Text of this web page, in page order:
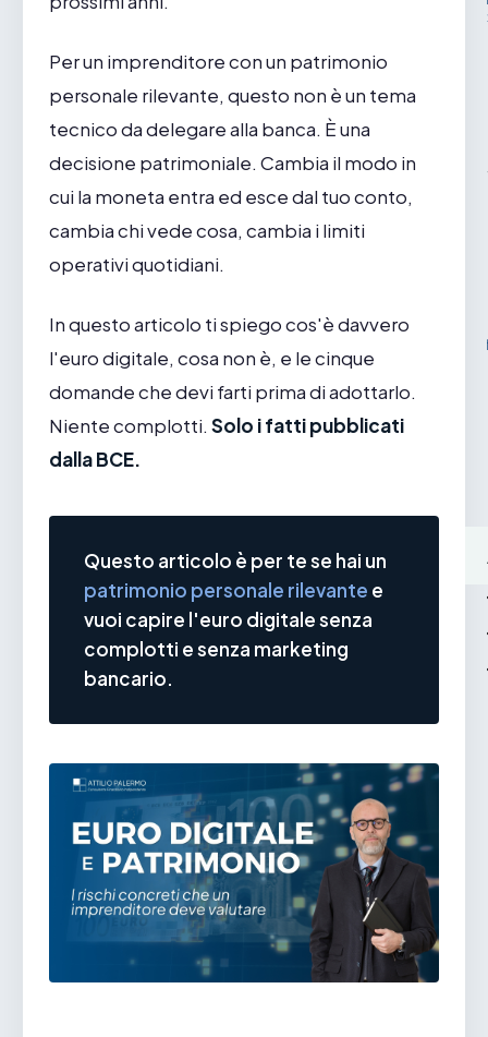
Per un imprenditore con un patrimonio
personale rilevante, questo non è un tema
tecnico da delegare alla banca. È una
decisione patrimoniale. Cambia il modo in
cui la moneta entra ed esce dal tuo conto,
cambia chi vede cosa, cambia i limiti
operativi quotidiani.
In questo articolo ti spiego cos'è davvero
l'euro digitale, cosa non è, e le cinque
domande che devi farti prima di adottarlo.
Niente complotti.Solo i fatti pubblicati
dalla BCE.
Questo articolo è per te se hai un
patrimonio personale rilevante e
vuoi capire l'euro digitale senza
complotti e senza marketing
bancario.